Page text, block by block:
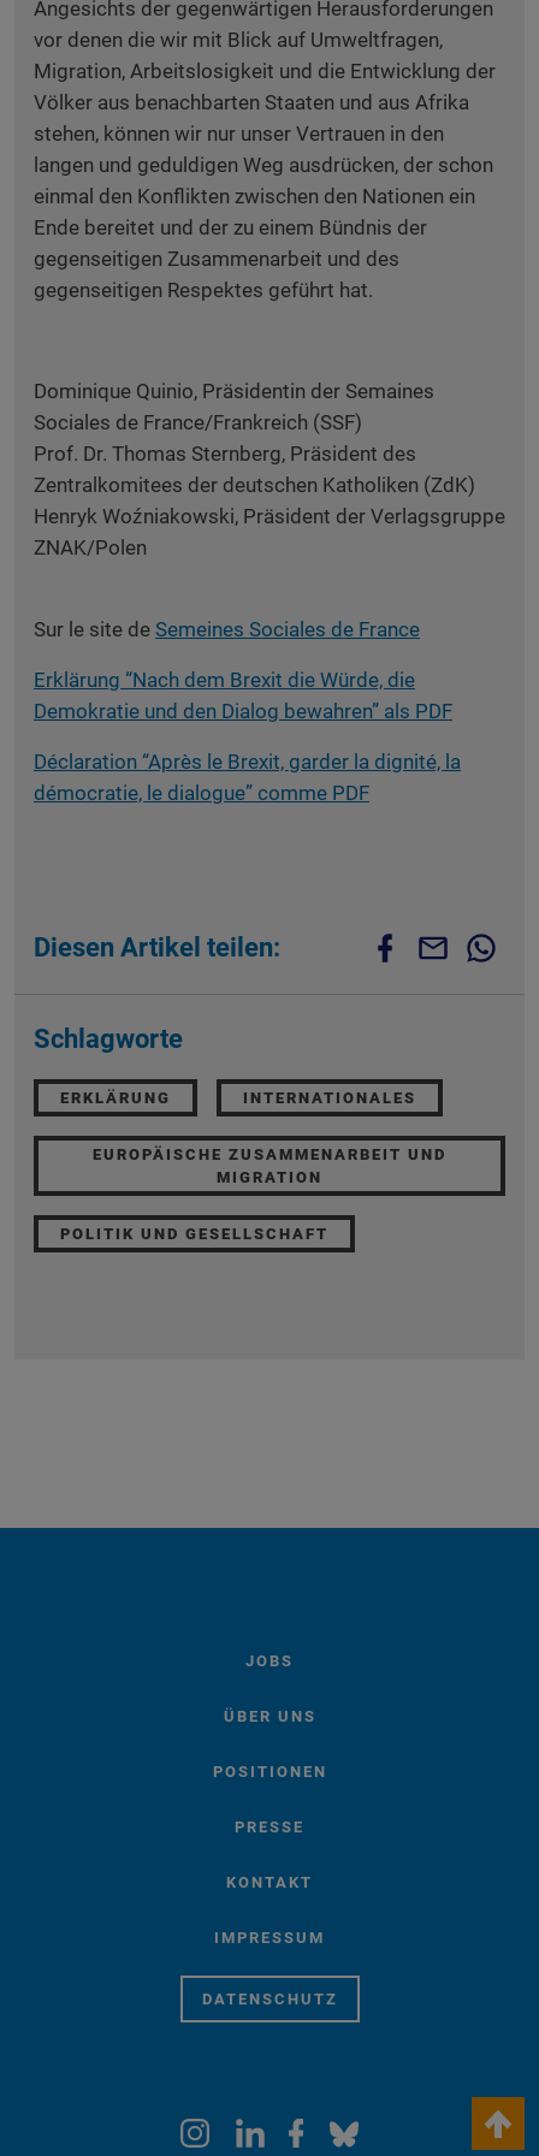
Angesichts der gegenwärtigen Herausforderungen
vor denen die wir mit Blick auf Umweltfragen,
Migration, Arbeitslosigkeit und die Entwicklung der
Völker aus benachbarten Staaten und aus Afrika
stehen, können wir nur unser Vertrauen in den
langen und geduldigen Weg ausdrücken, der schon
einmal den Konflikten zwischen den Nationen ein
Ende bereitet und der zu einem Bündnis der
gegenseitigen Zusammenarbeit und des
gegenseitigen Respektes geführt hat.
Dominique Quinio, Präsidentin der Semaines
Sociales de France/Frankreich (SSF)
Prof. Dr. Thomas Sternberg, Präsident des
Zentralkomitees der deutschen Katholiken (ZdK)
Henryk Woźniakowski, Präsident der Verlagsgruppe
ZNAK/Polen
Sur le site de Semeines Sociales de France
Erklärung “Nach dem Brexit die Würde, die
Demokratie und den Dialog bewahren” als PDF
Déclaration “Après le Brexit, garder la dignité, la
démocratie, le dialogue” comme PDF
Diesen Artikel teilen:
Schlagworte
ERKLÄRUNG INTERNATIONALES
EUROPÄISCHE ZUSAMMENARBEIT UND
MIGRATION
POLITIK UND GESELLSCHAFT
keyboard_arrow_up
JOBS
ÜBER UNS
POSITIONEN
PRESSE
KONTAKT
IMPRESSUM
DATENSCHUTZ